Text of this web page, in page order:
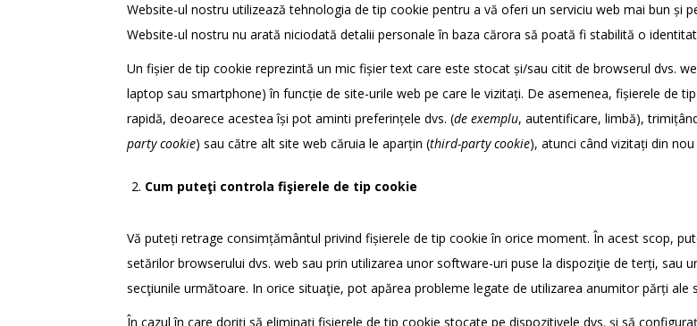
Website-ul nostru utilizează tehnologia de tip cookie pentru a vă oferi un serviciu web mai bun și
Website-ul nostru nu arată niciodată detalii personale în baza cărora să poată fi stabilită o
Un fișier de tip cookie reprezintă un mic fișier text care este stocat și/sau citit de browserul dvs.
laptop sau smartphone) în funcție de site-urile web pe care le vizitați. De asemenea, fișierele de
rapidă, deoarece acestea își pot aminti preferințele dvs. (de exemplu, autentificare, limbă),
party cookie) sau către alt site web căruia le aparțin (third-party cookie), atunci când vizitați din
Cum puteţi controla fişierele de tip cookie
Vă puteți retrage consimțământul privind fișierele de tip cookie în orice moment. În acest scop,
setărilor browserului dvs. web sau prin utilizarea unor software-uri puse la dispoziţie de terți, sau
secţiunile următoare. In orice situaţie, pot apărea probleme legate de utilizarea anumitor părți ale
În cazul în care doriți să eliminați fișierele de tip cookie stocate pe dispozitivele dvs. și să